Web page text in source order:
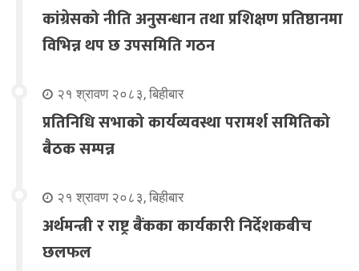
कांग्रेसको नीति अनुसन्धान तथा प्रशिक्षण प्रतिष्ठानमा
विभिन्न थप छ उपसमिति गठन
२१ श्रावण २०८३, बिहीबार
प्रतिनिधि सभाको कार्यव्यवस्था परामर्श समितिको
बैठक सम्पन्न
२१ श्रावण २०८३, बिहीबार
अर्थमन्त्री र राष्ट्र बैंकका कार्यकारी निर्देशकबीच
छलफल